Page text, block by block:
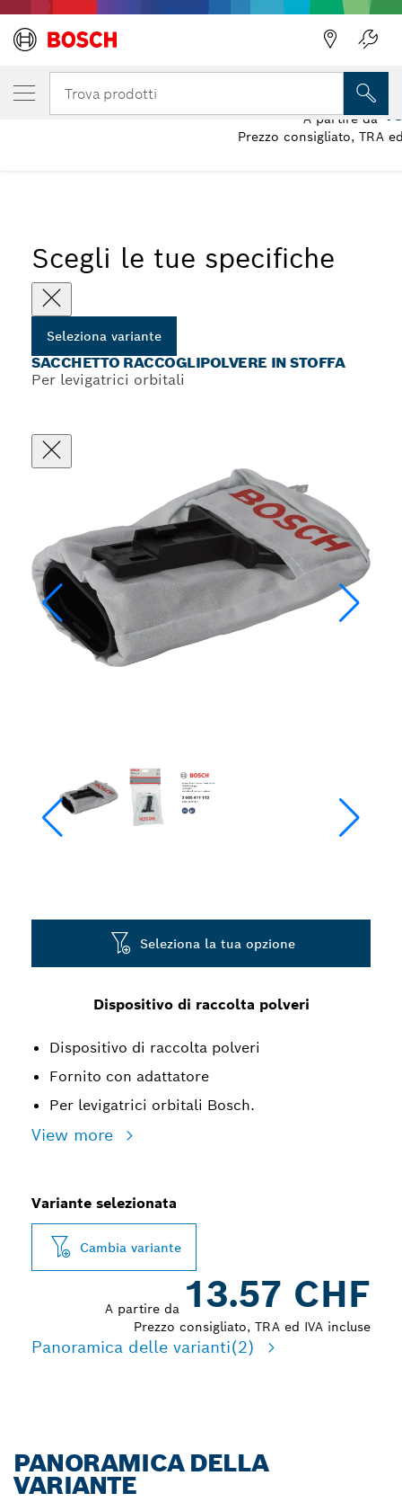
Trova prodotti
Sacchetti raccoglipolvere per levigatrici orbitali
Scegli le tue specifiche
Seleziona variante
SACCHETTO RACCOGLIPOLVERE IN STOFFA
Per levigatrici orbitali
Dispositivo di raccolta polveri
Dispositivo di raccolta polveri
Fornito con adattatore
Per levigatrici orbitali Bosch.
View more
Seleziona la tua opzione
Variante selezionata
Cambia variante
A partire da 13.57 CHF
Prezzo consigliato, TRA ed IVA incluse
Panoramica delle varianti(2)
LA TUA VARIANTE SELEZIONATA
Sacchetto raccoglipolvere in stoffa
A partire da
Prezzo consigliato, TRA
PANORAMICA DELLA
VARIANTE